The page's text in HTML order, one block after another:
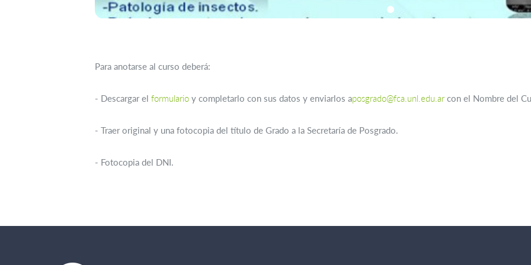
Para anotarse al curso deberá:
- Descargar el formulario y completarlo con sus datos y enviarlos aposgrado@fca.unl.edu.ar con el Nombre del
- Traer original y una fotocopia del título de Grado a la Secretaría de Posgrado.
- Fotocopia del DNI.